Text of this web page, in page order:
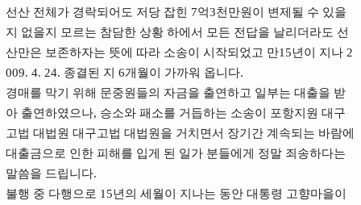
선산 전체가 경락되어도 저당 잡힌 7억3천만원이 변제될 수 있을
지 없을지 모르는 참담한 상황 하에서 모든 전답을 날리더라도 선
산만은 보존하자는 뜻에 따라 소송이 시작되었고 만15년이 지나 2
009. 4. 24. 종결된 지 6개월이 가까워 옵니다.
경매를 막기 위해 문중원들의 자금을 출연하고 일부는 대출을 받
아 출연하였으나, 승소와 패소를 거듭하는 소송이 포항지원 대구
고법 대법원 대구고법 대법원을 거치면서 장기간 계속되는 바람에
대출금으로 인한 피해를 입게 된 일가 분들에게 정말 죄송하다는
말씀을 드립니다.
불행 중 다행으로 15년의 세월이 지나는 동안 대통령 고향마을이